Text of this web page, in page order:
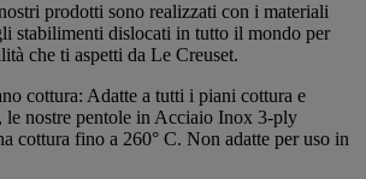
prodotti sono realizzati con i materiali
stabilimenti dislocati in tutto il mondo per
che ti aspetti da Le Creuset.
cottura: Adatte a tutti i piani cottura e
le nostre pentole in Acciaio Inox 3-ply
cottura fino a 260° C. Non adatte per uso in